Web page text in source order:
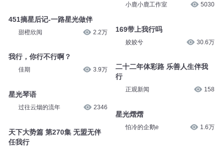
451摘星后记-一路星光做伴
甜橙欣阅 2.2万
我行，你行不行啊？
佳期 3.9万
星光琴语
过往云烟的流年 2346
天下大势篇 第270集 无盟无伴
任我行
小鹿小鹿工作室 5030
169带上我行吗
姣姣兮 30.6万
二十二年体彩路 乐善人生伴我
行
正观新闻 158
星光熠熠
怕冷的企鹅e 1.6万